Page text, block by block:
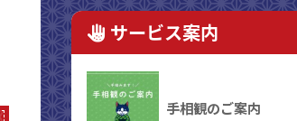
サービス案内
手相観のご案内